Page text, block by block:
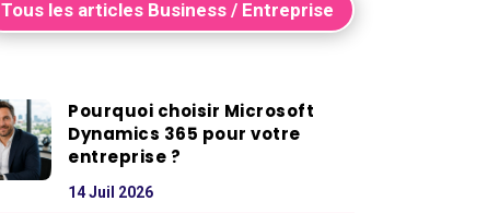
Tous les articles Business / Entreprise
Pourquoi choisir Microsoft
Dynamics 365 pour votre
entreprise ?
14 Juil 2026